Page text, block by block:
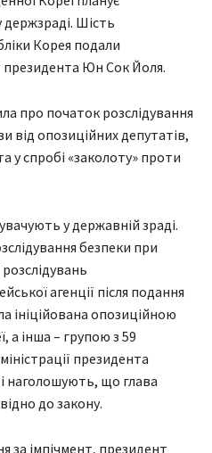
Шість
Корея подали
президента Юн Сок Йоля.
про початок розслідування
від опозиційних депутатів,
у спробі «заколоту» проти
у державній зраді.
безпеки при
агенції після подання
ініційована опозиційною
а інша – групою з 59
президента
наголошують, що глава
до закону.
за імпічмент, президент